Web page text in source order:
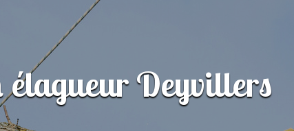
Deyvillers